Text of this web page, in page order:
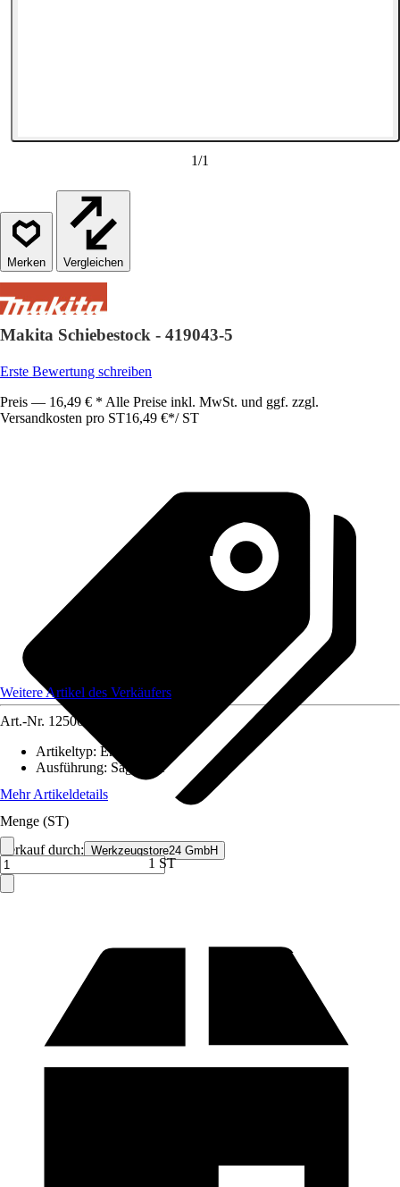
1/1
Vergleichen
Makita Schiebestock - 419043-5
Erste Bewertung schreiben
Preis — 16,49 € * Alle Preise inkl. MwSt. und ggf. zzgl.
Versandkosten pro ST16,49 €*/ ST
Verkauf durch: Werkzeugstore24 GmbH
Weitere Artikel des Verkäufers
Art.-Nr. 12500049
Artikeltyp: Ersatzteil
Ausführung: Sägekette
Mehr Artikeldetails
Menge (ST)
1 ST